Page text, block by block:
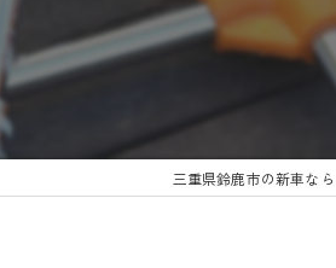
三重県鈴鹿市の新車な